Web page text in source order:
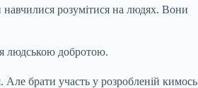
розумітися на людях. Вони
людською добротою.
брати участь у розробленій кимось